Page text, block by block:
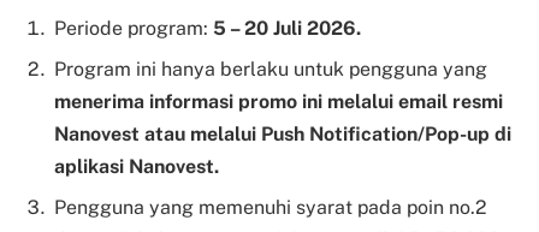
Periode program: 5 – 20 Juli 2026.
Program ini hanya berlaku untuk pengguna yang
menerima informasi promo ini melalui email resmi
Nanovest atau melalui Push Notification/Pop-up di
aplikasi Nanovest.
Pengguna yang memenuhi syarat pada poin no.2